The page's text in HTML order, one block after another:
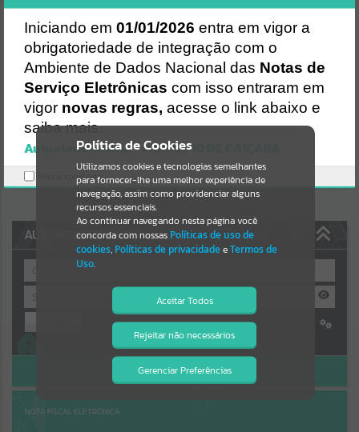
Resultados para""
Portais
Por favor, aguarde...
NOTÍCIAS
Por favor, aguarde...
Por favor, aguarde...
AUTOATENDIMENTO
Cadastre-se|Recuperar Senha
ACESSAR SEM LOGIN
NOTA FISCAL ELETRÔNICA
Política de Cookies
Utilizamos cookies e tecnologias semelhantes
para fornecer-lhe uma melhor experiência de
navegação, assim como providenciar alguns
recursos essenciais.
Ao continuar navegando nesta página você
concorda com nossas Políticas de uso de
cookies, Políticas de privacidadeeTermos de
Uso.
Aceitar Todos
Rejeitar não necessários
Gerenciar Preferências
Isto significa que diversos recursos
providenciados poderão não estar
Iniciando em 01/01/2026 entra em vigor a
obrigatoriedade de integração com o
Ambiente de Dados Nacional das Notas de
Serviço Eletrônicas com isso entraram em
vigor novas regras, acesse o link abaixo e
saiba mais.
Autoatendimento - MUNICÍPIO DE CAIÇARA
Marcar como lido.
Gerenciamento do Sistema
CÓDIGO DA MENSAGEM:
Ocorreu um erro de script:
Uncaught SyntaxError: Unexpected token '('
https://caicara.atende.net/cidadao/pagina/static/bundle/wpo_index
_2_base_l2_portal_editores_sync_8e0467b083a5c31b5604002c973
72540.js?v=299ee590:47
Verificar Mais Detalhes